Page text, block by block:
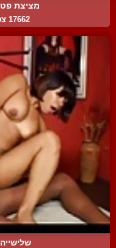
מציצת
17662 צפיות